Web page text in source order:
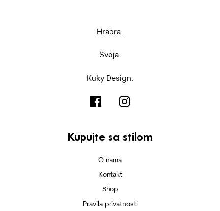
Hrabra.
Svoja.
Kuky Design.
Kupujte sa stilom
O nama
Kontakt
Shop
Pravila privatnosti